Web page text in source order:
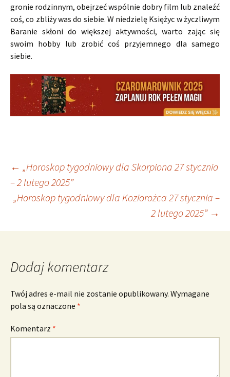
gronie rodzinnym, obejrzeć wspólnie dobry film lub znaleźć
coś, co zbliży was do siebie. W niedzielę Księżyc w życzliwym
Baranie skłoni do większej aktywności, warto zając się
swoim hobby lub zrobić coś przyjemnego dla samego
siebie.
Nawigacja
wpisu
← „Horoskop tygodniowy dla Skorpiona 27 stycznia
– 2 lutego 2025”
„Horoskop tygodniowy dla Koziorożca 27 stycznia –
2 lutego 2025” →
Dodaj komentarz
Twój adres e-mail nie zostanie opublikowany. Wymagane
pola są oznaczone *
Komentarz *